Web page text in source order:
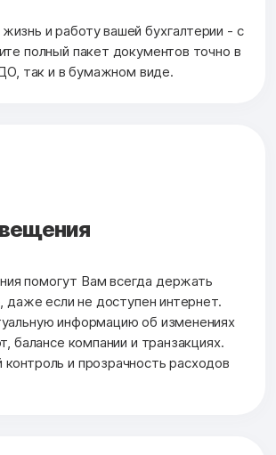
и работу вашей бухгалтерии - с
полный пакет документов точно в
так и в бумажном виде.
помогут Вам всегда держать
даже если не доступен интернет.
информацию об изменениях
балансе компании и транзакциях.
и прозрачность расходов